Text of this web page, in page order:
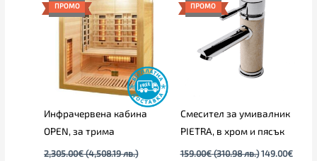
ПРОМО
Инфрачервена кабина
OPEN, за трима
2,305.00€ (4,508.19 лв.)
was:
2,305.00€
(4,508.19
1,959.00€
(3,831.47
лв.).
ПРОМО
Смесител за умивалник
PIETRA, в хром и пясък
159.00€ (310.98 лв.)
was:
159.00€
(310.98
лв.).
149.00€
е:
149.00€
(291.42
лв.).